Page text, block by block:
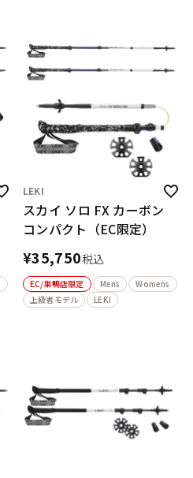
LEKI
スカイ ソロ FX カーボン
コンパクト（EC限定）
¥35,750税込
EC/巣鴨店限定 Mens
Womens
上級者モデル
LEKI